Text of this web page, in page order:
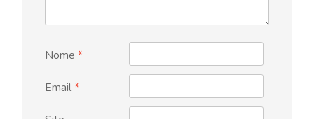
Nome *
Email*